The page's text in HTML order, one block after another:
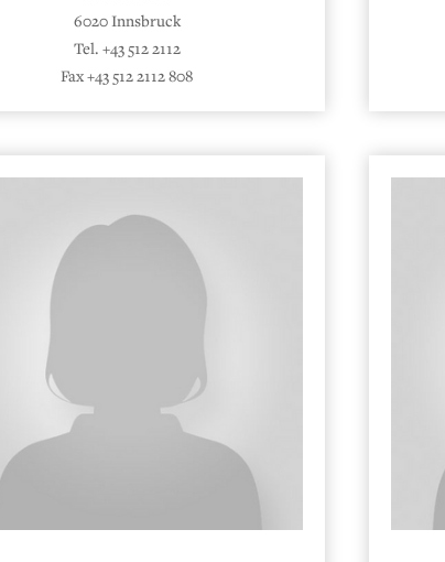
6020 Innsbruck
Tel. +43 512 2112
Fax +43 512 2112 808